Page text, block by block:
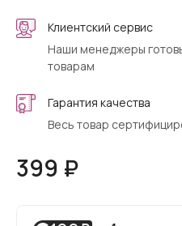
Клиентский сервис
Наши менеджеры
товарам
Гарантия качества
Весь товар
399 ₽